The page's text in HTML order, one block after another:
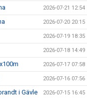
2026-07-21 12:54
2026-07-20 20:15
2026-07-19 18:35
2026-07-18 14:49
2026-07-17 07:58
2026-07-16 07:56
i Gävle 2026-07-15 16:45